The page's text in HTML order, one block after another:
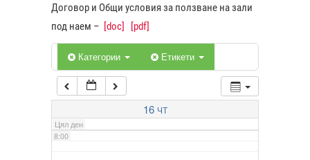
Договор и Общи условия за ползване на зали
под наем – [doc] [pdf]
Категории Етикети
16 ЧТ
Цял ден
5:00
7:00
8:00